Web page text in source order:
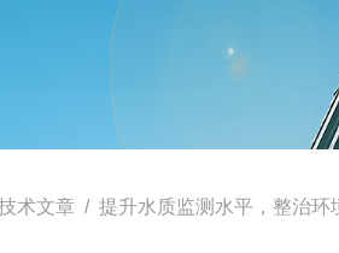
术文章 / 提升水质监测水平，整治环